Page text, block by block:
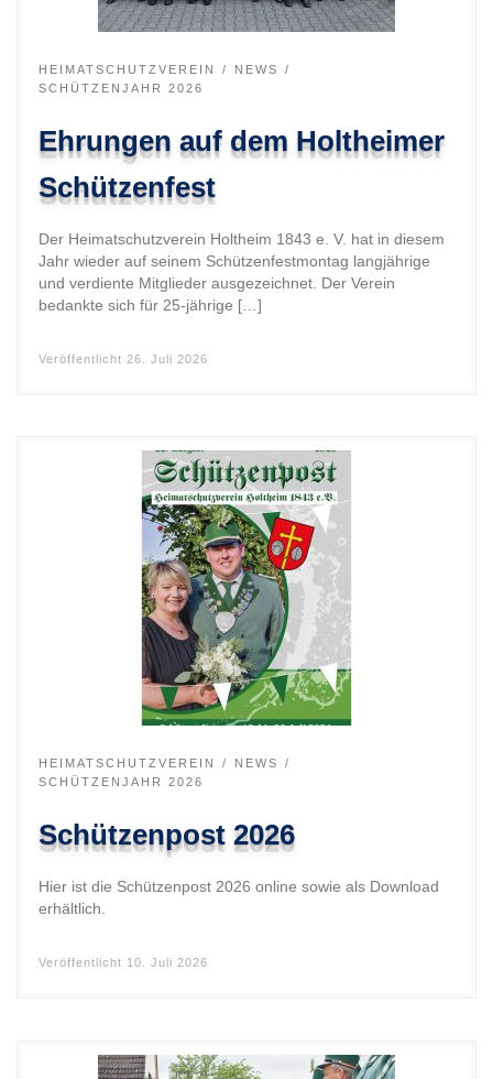
HEIMATSCHUTZVEREIN
NEWS
SCHÜTZENJAHR 2026
Ehrungen auf dem Holtheimer
Schützenfest
Der Heimatschutzverein Holtheim 1843 e. V. hat in diesem
Jahr wieder auf seinem Schützenfestmontag langjährige
und verdiente Mitglieder ausgezeichnet. Der Verein
bedankte sich für 25-jährige […]
Veröffentlicht 26. Juli 2026
HEIMATSCHUTZVEREIN
NEWS
SCHÜTZENJAHR 2026
Schützenpost 2026
Hier ist die Schützenpost 2026 online sowie als Download
erhältlich.
Veröffentlicht 10. Juli 2026